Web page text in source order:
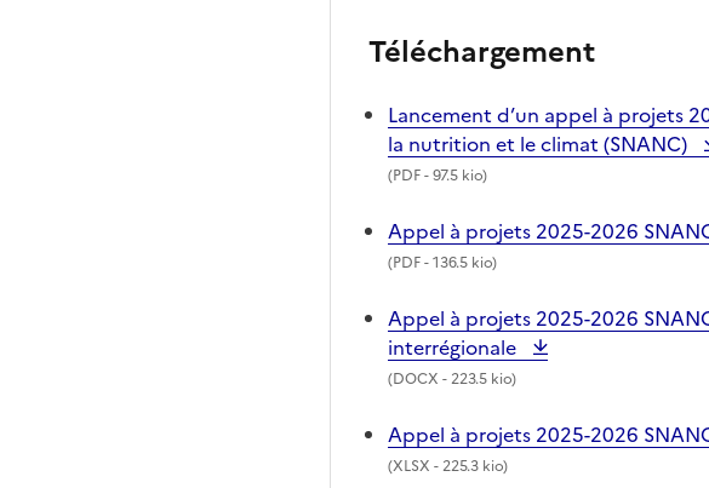
Téléchargement
Lancement d’un appel à projets
la nutrition et le climat (SNANC)
(PDF- 97.5 kio)
Appel à projets 2025-2026
(PDF- 136.5 kio)
Appel à projets 2025-2026
interrégionale
(DOCX - 223.5 kio)
Appel à projets 2025-2026
(XLSX - 225.3 kio)